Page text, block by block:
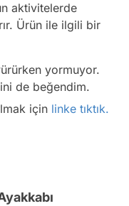
aktivitelerde
Ürün ile ilgili bir
yormuyor.
de beğendim.
için linke tıktık.